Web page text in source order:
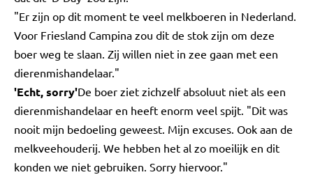
"Er zijn op dit moment te veel melkboeren in Nederland.
Voor Friesland Campina zou dit de stok zijn om deze
boer weg te slaan. Zij willen niet in zee gaan met een
dierenmishandelaar."
'Echt, sorry'De boer ziet zichzelf absoluut niet als een
dierenmishandelaar en heeft enorm veel spijt. "Dit was
nooit mijn bedoeling geweest. Mijn excuses. Ook aan de
melkveehouderij. We hebben het al zo moeilijk en dit
konden we niet gebruiken. Sorry hiervoor."